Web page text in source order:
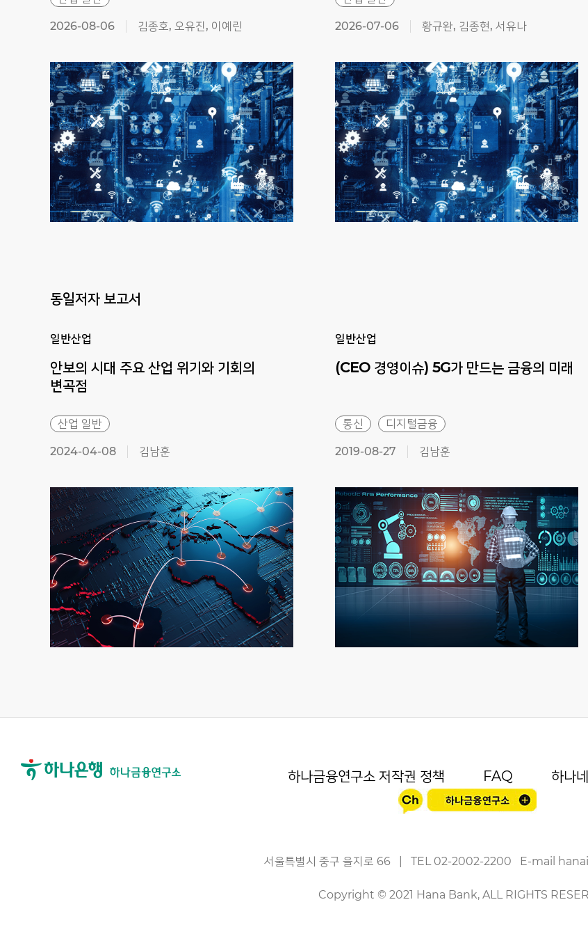
2026-08-06 김종호, 오유진, 이예린 2026-07-06 황규완, 김종현, 서유나
동일저자 보고서
일반산업
안보의 시대 주요 산업 위기와 기회의
변곡점
산업 일반
2024-04-08 김남훈
일반산업
(CEO 경영이슈) 5G가 만드는 금융의 미래
통신 디지털금융
2019-08-27 김남훈
하나금융연구소 저작권 정책 FAQ 하나
서울특별시 중구 을지로 66| TEL 02-2002-2200 E-mail
Copyright © 2021 Hana Bank, ALL RIGHTS